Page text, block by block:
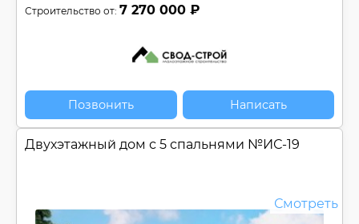
Строительство от: 7 270 000 ₽
Позвонить Написать
Двухэтажный дом с 5 спальнями №ИС-19
Смотреть